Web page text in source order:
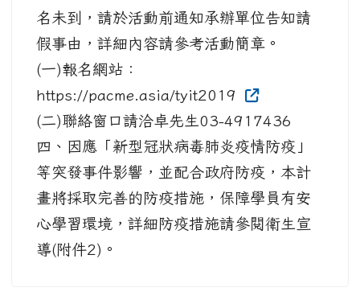
名未到，請於活動前通知承辦單位告知請
假事由，詳細內容請參考活動簡章。
(一)報名網站：
https://pacme.asia/tyit2019
(二)聯絡窗口請洽卓先生03-4917436
四、因應「新型冠狀病毒肺炎疫情防疫」
等突發事件影響，並配合政府防疫，本計
畫將採取完善的防疫措施，保障學員有安
心學習環境，詳細防疫措施請參閱衛生宣
導(附件2)。